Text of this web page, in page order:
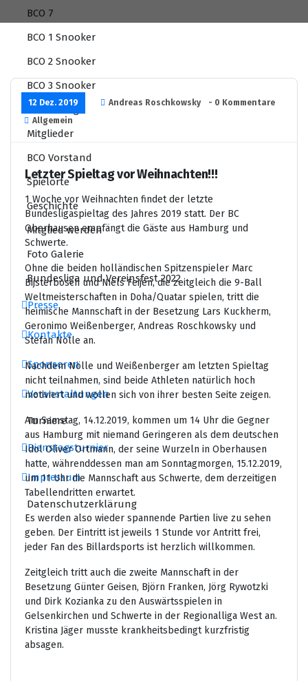
BCO 7
BCO 1 Snooker
BCO 2 Snooker
BCO 3 Snooker
Livescoring
Mitglieder
BCO Vorstand
Spielorte
Geschichte
Mitglied werden
Foto Galerie
Bundesliga und Vereinsfest 2022
Presse
Kontakte
Sponsoren
Veranstaltungen
Turniere
Dienstagsturnier
Impressum
Datenschutzerklärung
12 Dez. 2019 Andreas Roschkowsky
- 0 Kommentare
Allgemein
Letzter Spieltag vor Weihnachten!!!
1 Woche vor Weihnachten findet der letzte
Bundesligaspieltag des Jahres 2019 statt. Der BC
Oberhausen empfängt die Gäste aus Hamburg und
Schwerte.
Ohne die beiden holländischen Spitzenspieler Marc
Bijsterbosch und Niels Feijen, die zeitgleich die 9-Ball
Weltmeisterschaften in Doha/Quatar spielen, tritt die
heimische Mannschaft in der Besetzung Lars Kuckherm,
Geronimo Weißenberger, Andreas Roschkowsky und
Stefan Nölle an.
Nachdem Nölle und Weißenberger am letzten Spieltag
nicht teilnahmen, sind beide Athleten natürlich hoch
motiviert und wollen sich von ihrer besten Seite zeigen.
Am Samstag, 14.12.2019, kommen um 14 Uhr die Gegner
aus Hamburg mit niemand Geringeren als dem deutschen
Idol Oliver Ortmann, der seine Wurzeln in Oberhausen
hatte, währenddessen man am Sonntagmorgen, 15.12.2019,
um 11 Uhr die Mannschaft aus Schwerte, dem derzeitigen
Tabellendritten erwartet.
Es werden also wieder spannende Partien live zu sehen
geben. Der Eintritt ist jeweils 1 Stunde vor Antritt frei,
jeder Fan des Billardsports ist herzlich willkommen.
Zeitgleich tritt auch die zweite Mannschaft in der
Besetzung Günter Geisen, Björn Franken, Jörg Rywotzki
und Dirk Kozianka zu den Auswärtsspielen in
Gelsenkirchen und Schwerte in der Regionalliga West an.
Kristina Jäger musste krankheitsbedingt kurzfristig
absagen.